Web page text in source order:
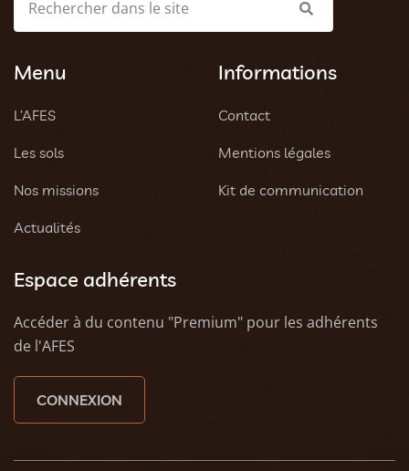
Menu
L’AFES
Les sols
Nos missions
Actualités
Informations
Contact
Mentions légales
Kit de communication
Espace adhérents
Accéder à du contenu "Premium" pour les adhérents
de l'AFES
CONNEXION